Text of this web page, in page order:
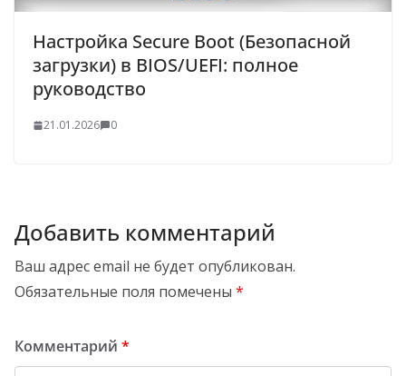
Настройка Secure Boot (Безопасной
загрузки) в BIOS/UEFI: полное
руководство
21.01.2026 0
Добавить комментарий
Ваш адрес email не будет опубликован.
Обязательные поля помечены *
Комментарий *